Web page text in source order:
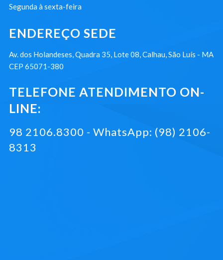
Segunda à sexta-feira
ENDEREÇO SEDE
Av. dos Holandeses, Quadra 35, Lote 08, Calhau, São Luís - MA
CEP 65071-380
TELEFONE ATENDIMENTO ON-
LINE:
98 2106.8300 - WhatsApp: (98) 2106-
8313